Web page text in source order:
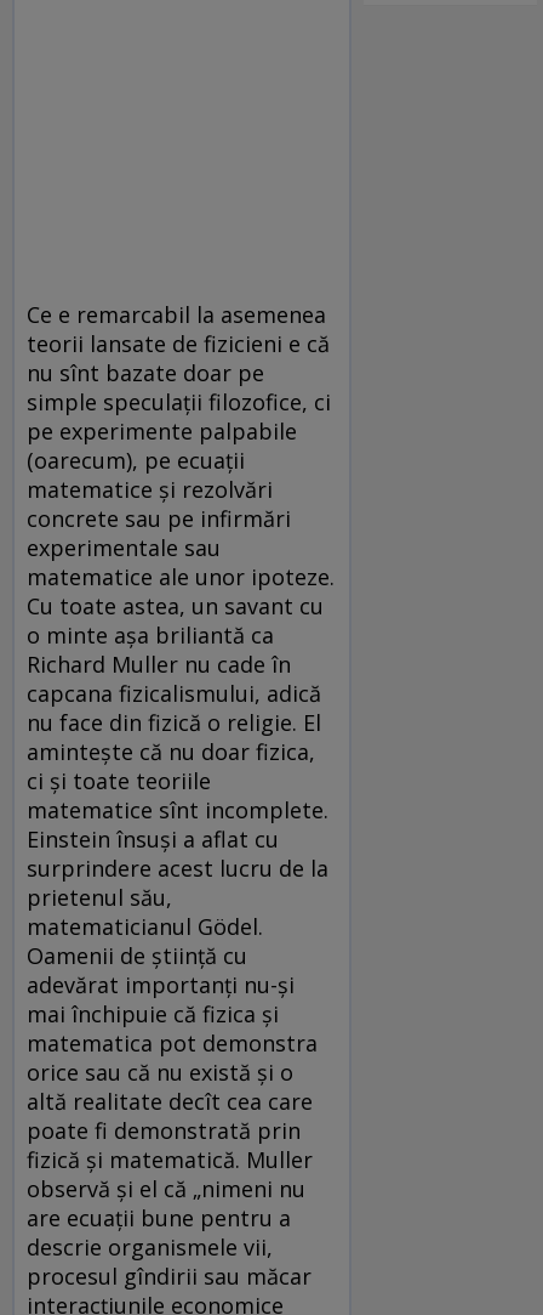
Ce e remarcabil la asemenea
teorii lansate de fizicieni e că
nu sînt bazate doar pe
simple speculații filozofice, ci
pe experimente palpabile
(oarecum), pe ecuații
matematice și rezolvări
concrete sau pe infirmări
experimentale sau
matematice ale unor ipoteze.
Cu toate astea, un savant cu
o minte așa briliantă ca
Richard Muller nu cade în
capcana fizicalismului, adică
nu face din fizică o religie. El
amintește că nu doar fizica,
ci și toate teoriile
matematice sînt incomplete.
Einstein însuși a aflat cu
surprindere acest lucru de la
prietenul său,
matematicianul Gödel.
Oamenii de știință cu
adevărat importanți nu-și
mai închipuie că fizica și
matematica pot demonstra
orice sau că nu există și o
altă realitate decît cea care
poate fi demonstrată prin
fizică și matematică. Muller
observă și el că „nimeni nu
are ecuații bune pentru a
descrie organismele vii,
procesul gîndirii sau măcar
interacțiunile economice